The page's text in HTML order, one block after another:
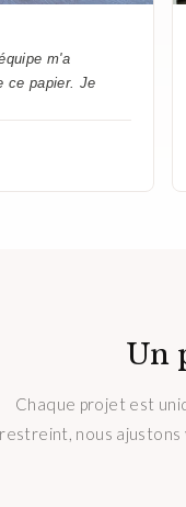
m'a
ce papier. Je
Un
Chaque projet est
restreint, nous